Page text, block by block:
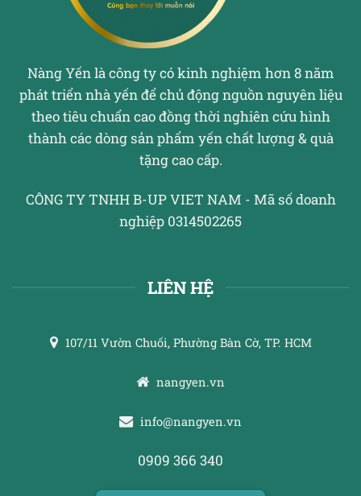
Nàng Yến là công ty có kinh nghiệm hơn 8 năm
phát triển nhà yến để chủ động nguồn nguyên liệu
theo tiêu chuẩn cao đồng thời nghiên cứu hình
thành các dòng sản phẩm yến chất lượng & quà
tặng cao cấp.
CÔNG TY TNHH B-UP VIET NAM - Mã số doanh
nghiệp 0314502265
LIÊN HỆ
107/11 Vườn Chuối, Phường Bàn Cờ, TP. HCM
nangyen.vn
info@nangyen.vn
0909 366 340